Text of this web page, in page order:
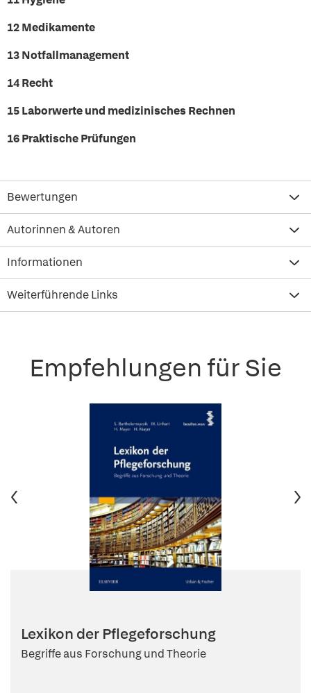
12 Medikamente
13 Notfallmanagement
14 Recht
15 Laborwerte und medizinisches Rechnen
16 Praktische Prüfungen
Bewertungen
Autorinnen & Autoren
Informationen
Weiterführende Links
Empfehlungen für Sie
Lexikon der Pflegeforschung
Begriffe aus Forschung und Theorie